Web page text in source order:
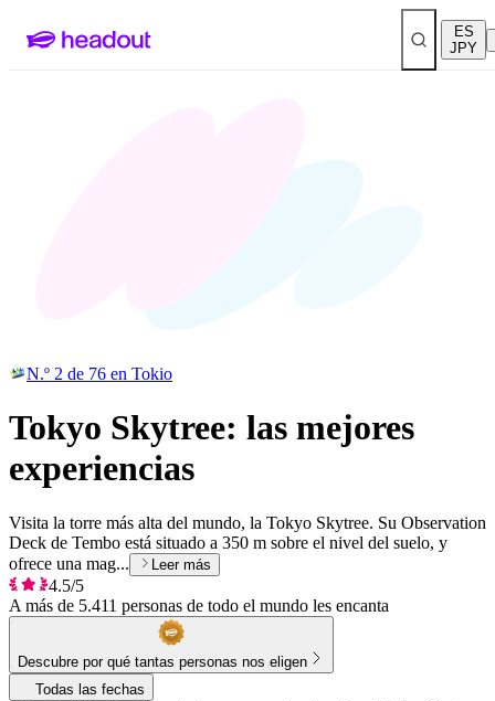
ES
JPY
N.º 2 de 76 en Tokio
Tokyo Skytree: las mejores
experiencias
Visita la torre más alta del mundo, la Tokyo Skytree. Su Observation
Deck de Tembo está situado a 350 m sobre el nivel del suelo, y
ofrece una mag...
Leer más
4.5/5
A más de 5.411 personas de todo el mundo les encanta
Descubre por qué tantas personas nos eligen
Todas las fechas